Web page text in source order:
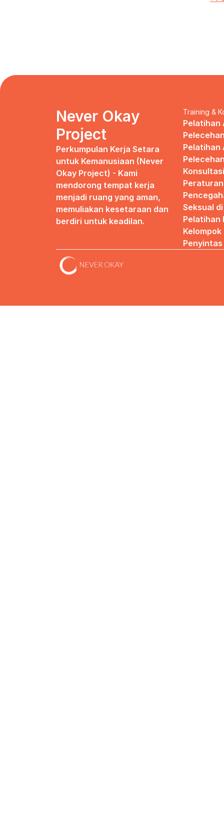
Never Okay
Project
Perkumpulan Kerja Setara
untuk Kemanusiaan (Never
Okay Project) - Kami
mendorong tempat kerja
menjadi ruang yang aman,
memuliakan kesetaraan dan
berdiri untuk keadilan.
Training &
Pelatihan
Pelatihan
Seksual
Pelatihan
Penyintas